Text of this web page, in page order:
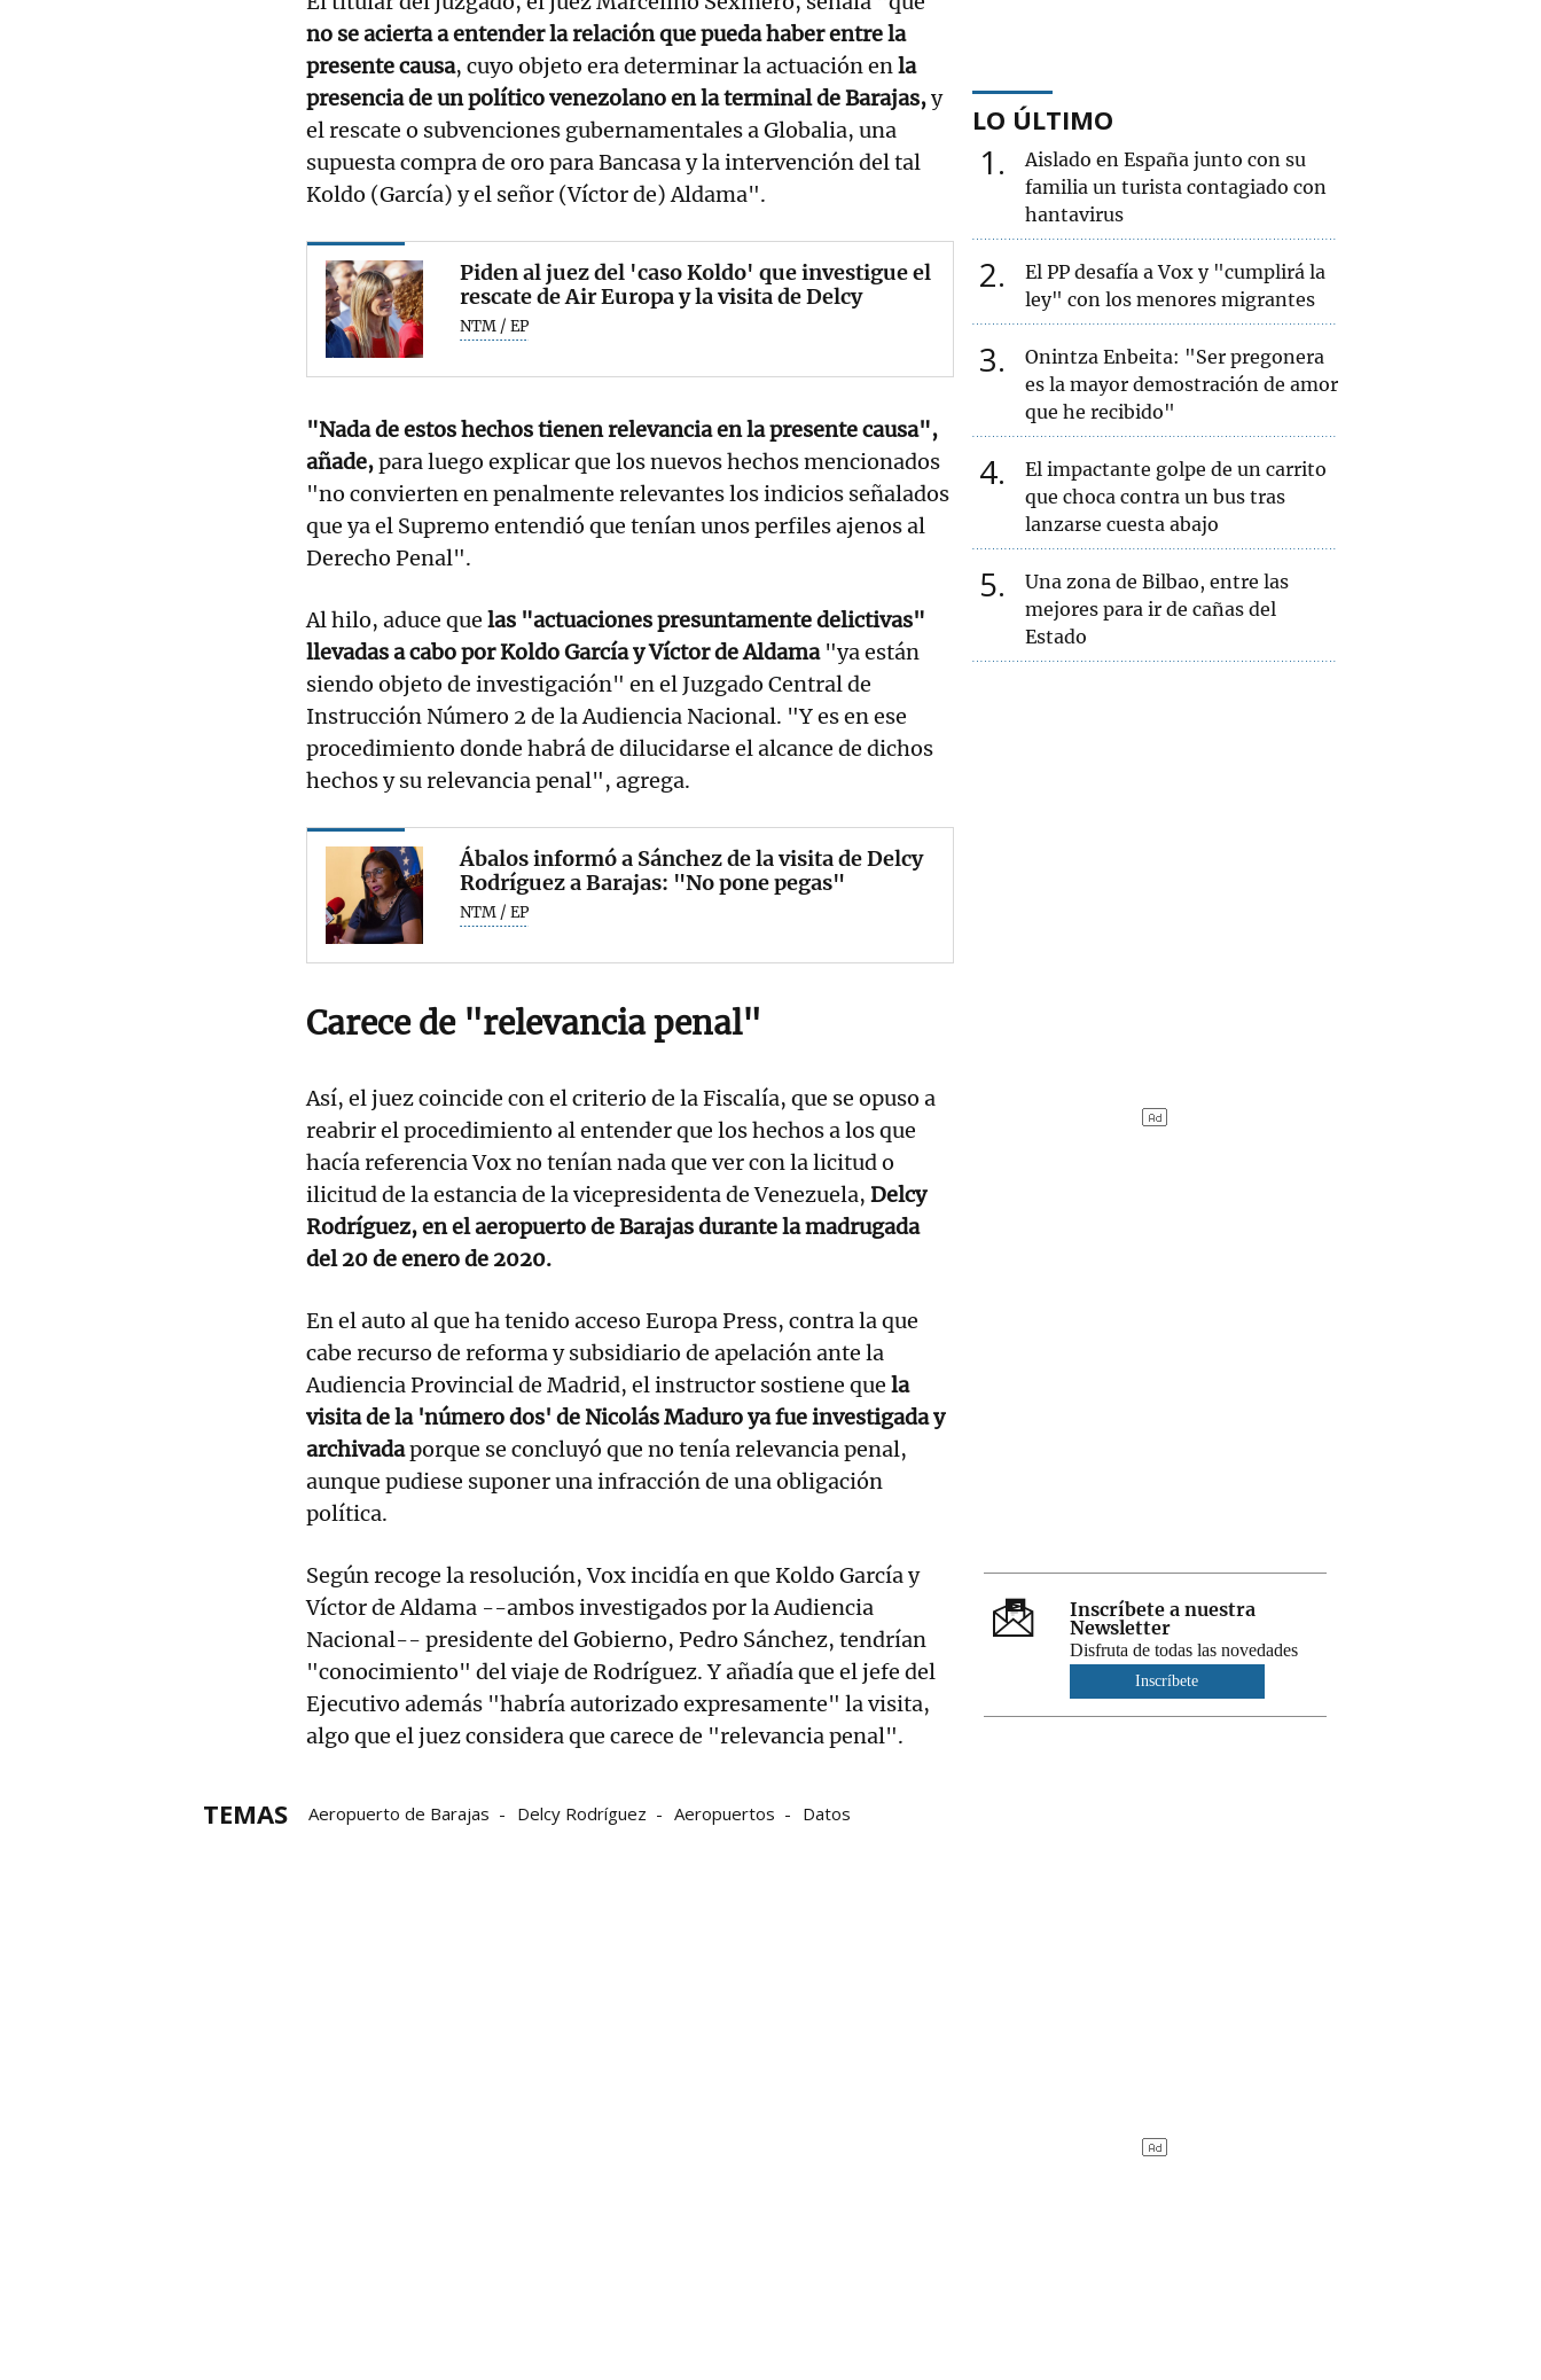
no se acierta a entender la relación que pueda haber entre la
presente causa, cuyo objeto era determinar la actuación enla
presencia de un político venezolano en la terminal de Barajas,y
el rescate o subvenciones gubernamentales a Globalia, una
supuesta compra de oro para Bancasa y la intervención del tal
Koldo (García) y el señor (Víctor de) Aldama".
Piden al juez del 'caso Koldo' que investigue el
rescate de Air Europa y la visita de Delcy
NTM / EP
"Nada de estos hechos tienen relevancia en la presente causa",
añade,para luego explicar que los nuevos hechos mencionados
"no convierten en penalmente relevantes los indicios señalados
que ya el Supremo entendió que tenían unos perfiles ajenos al
Derecho Penal".
Al hilo, aduce que las "actuaciones presuntamente delictivas"
llevadas a cabo por Koldo García y Víctor de Aldama"ya están
siendo objeto de investigación" en el Juzgado Central de
Instrucción Número 2 de la Audiencia Nacional. "Y es en ese
procedimiento donde habrá de dilucidarse el alcance de dichos
hechos y su relevancia penal", agrega.
Ábalos informó a Sánchez de la visita de Delcy
Rodríguez a Barajas: "No pone pegas"
NTM / EP
Carece de "relevancia penal"
Así, el juez coincide con el criterio de la Fiscalía, que se opuso a
reabrir el procedimiento al entender que los hechos a los que
hacía referencia Vox no tenían nada que ver con la licitud o
ilicitud de la estancia de la vicepresidenta de Venezuela, Delcy
Rodríguez, en el aeropuerto de Barajas durante la madrugada
del 20 de enero de 2020.
En el auto al que ha tenido acceso Europa Press, contra la que
cabe recurso de reforma y subsidiario de apelación ante la
Audiencia Provincial de Madrid, el instructor sostiene que la
visita de la 'número dos' de Nicolás Maduro ya fue investigada y
archivadaporque se concluyó que no tenía relevancia penal,
aunque pudiese suponer una infracción de una obligación
política.
Según recoge la resolución, Vox incidía en que Koldo García y
Víctor de Aldama --ambos investigados por la Audiencia
Nacional-- presidente del Gobierno, Pedro Sánchez, tendrían
"conocimiento" del viaje de Rodríguez. Y añadía que el jefe del
Ejecutivo además "habría autorizado expresamente" la visita,
algo que el juez considera que carece de "relevancia penal".
TEMAS Aeropuerto de Barajas Delcy Rodríguez Aeropuertos Datos
LO ÚLTIMO
1
Aislado en España junto con su
familia un turista contagiado con
hantavirus
2
El PP desafía a Vox y "cumplirá la
ley" con los menores migrantes
3
Onintza Enbeita: "Ser pregonera
es la mayor demostración de amor
que he recibido"
4
El impactante golpe de un carrito
que choca contra un bus tras
lanzarse cuesta abajo
5
Una zona de Bilbao, entre las
mejores para ir de cañas del
Estado
Inscríbete a nuestra
Newsletter
Disfruta de todas las novedades
Inscríbete